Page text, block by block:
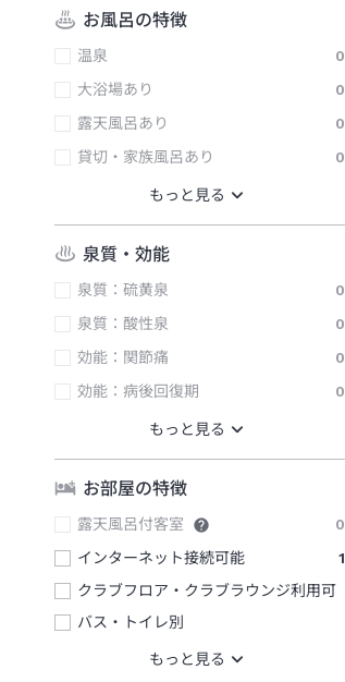
お風呂の特徴
温泉
0
大浴場あり
0
露天風呂あり
0
貸切・家族風呂あり
0
泉質・効能
泉質：硫黄泉
0
泉質：酸性泉
0
効能：関節痛
0
効能：病後回復期
0
お部屋の特徴
露天風呂付客室
0
インターネット接続可能
1
クラブフロア・クラブラウンジ利用可
バス・トイレ別